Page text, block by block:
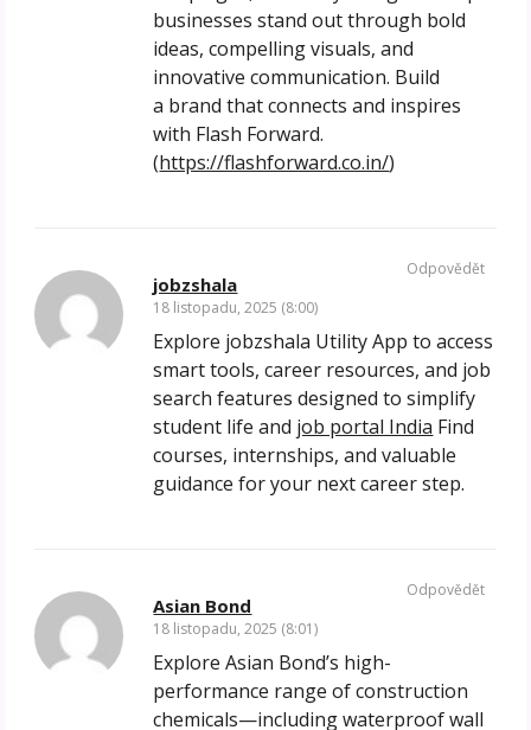
businesses stand out through bold
ideas, compelling visuals, and
innovative communication. Build
a brand that connects and inspires
with Flash Forward.
(https://flashforward.co.in/)
jobzshala
18 listopadu, 2025 (8:00)
Explore jobzshala Utility App to access
smart tools, career resources, and job
search features designed to simplify
student life and job portal India Find
courses, internships, and valuable
guidance for your next career step.
Odpovědět
Asian Bond
18 listopadu, 2025 (8:01)
Explore Asian Bond’s high-
performance range of construction
chemicals—including waterproof wall
Odpovědět